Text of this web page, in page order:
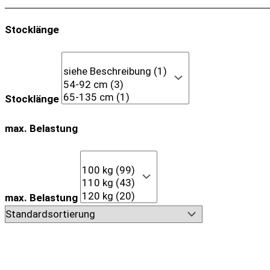
Stocklänge
Stocklänge
max. Belastung
max. Belastung